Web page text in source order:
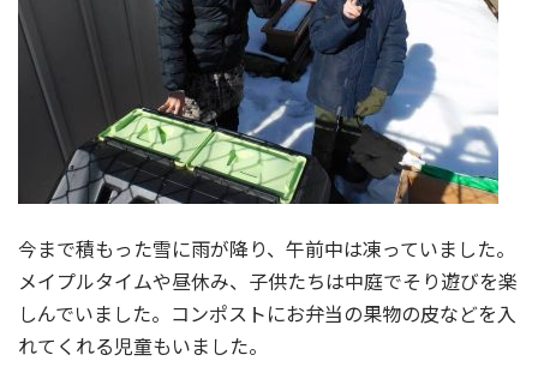
今まで積もった雪に雨が降り、午前中は凍っていました。
メイプルタイムや昼休み、子供たちは中庭でそり遊びを楽
しんでいました。コンポストにお弁当の果物の皮などを入
れてくれる児童もいました。